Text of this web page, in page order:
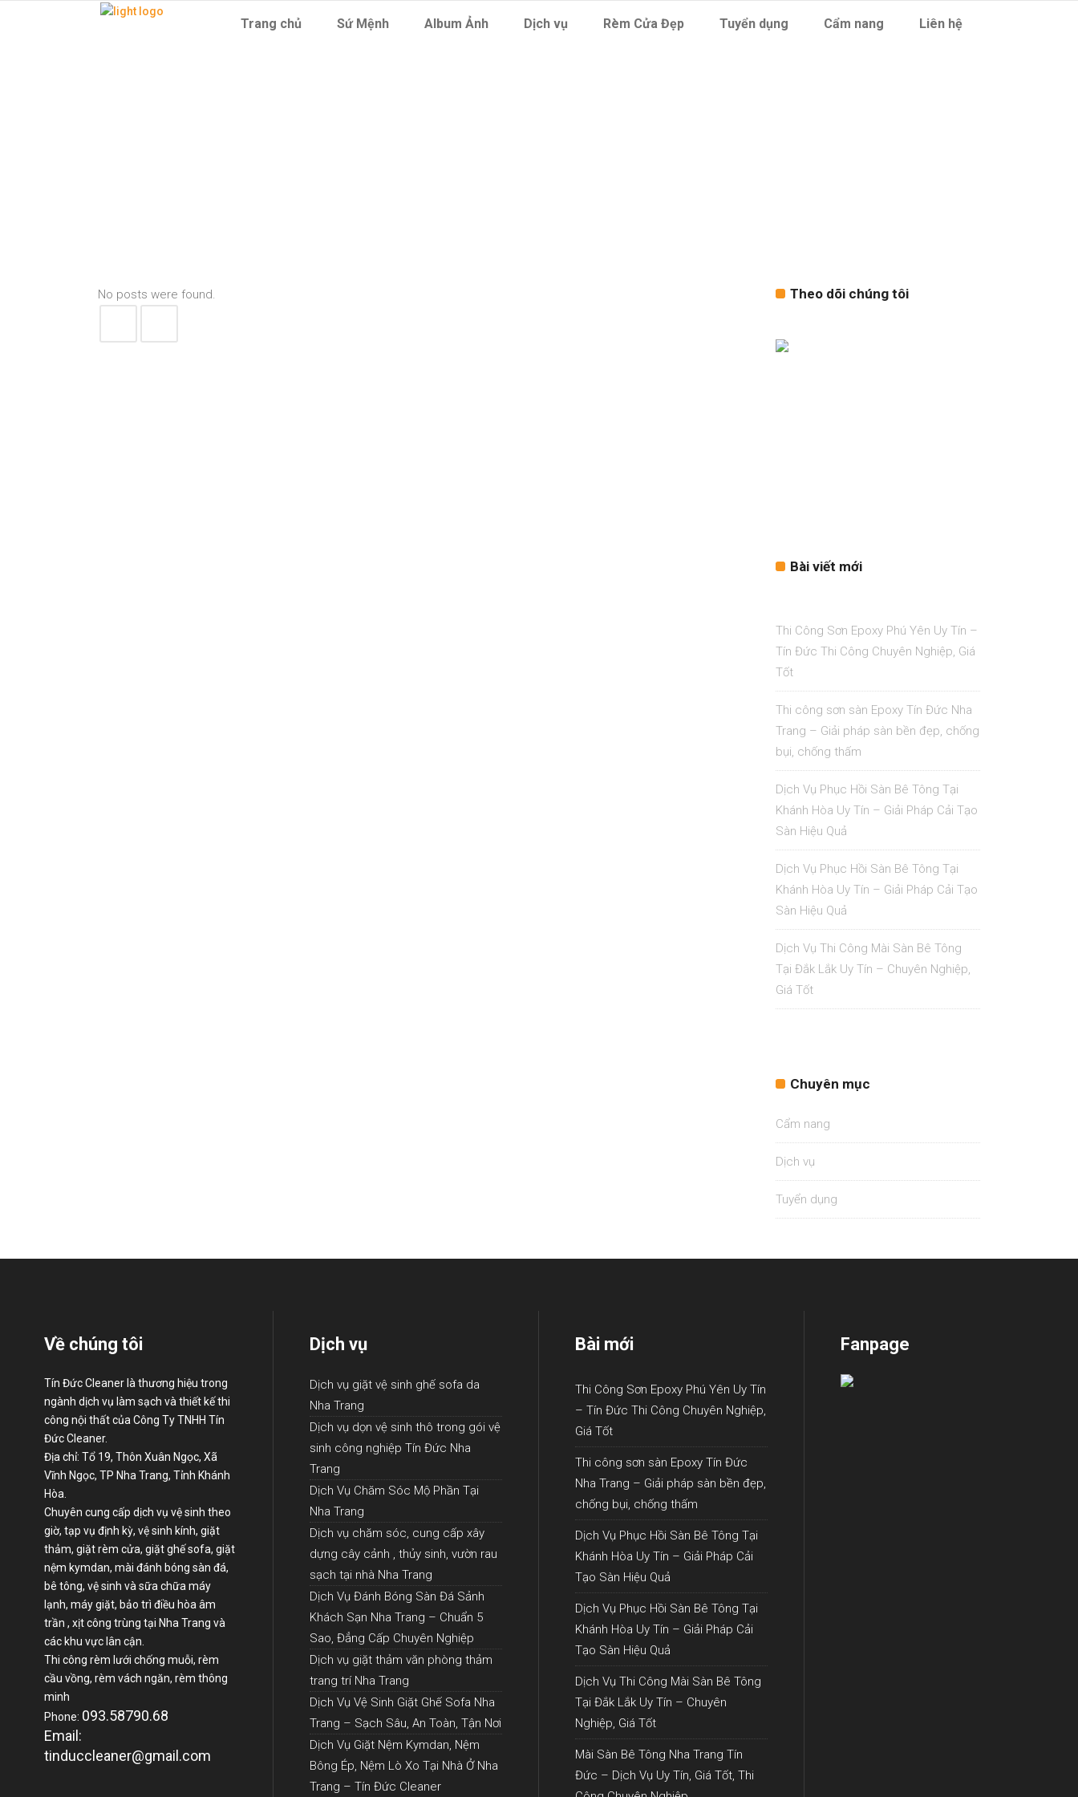
Trang chủ Sứ Mệnh Album Ảnh Dịch vụ Rèm Cửa Đẹp Tuyển dụng Cẩm nang Liên hệ
No posts were found. Theo dõi chúng tôi
Bài viết mới
Thi Công Sơn Epoxy Phú Yên Uy Tín –
Tín Đức Thi Công Chuyên Nghiệp, Giá
Tốt
Thi công sơn sàn Epoxy Tín Đức Nha
Trang – Giải pháp sàn bền đẹp, chống
bụi, chống thấm
Dịch Vụ Phục Hồi Sàn Bê Tông Tại
Khánh Hòa Uy Tín – Giải Pháp Cải Tạo
Sàn Hiệu Quả
Dịch Vụ Phục Hồi Sàn Bê Tông Tại
Khánh Hòa Uy Tín – Giải Pháp Cải Tạo
Sàn Hiệu Quả
Dịch Vụ Thi Công Mài Sàn Bê Tông
Tại Đắk Lắk Uy Tín – Chuyên Nghiệp,
Giá Tốt
Chuyên mục
Cẩm nang
Dịch vụ
Tuyển dụng
Về chúng tôi
Tín Đức Cleaner là thương hiệu trong
ngành dịch vụ làm sạch và thiết kế thi
công nội thất của Công Ty TNHH Tín
Đức Cleaner.
Địa chỉ: Tổ 19, Thôn Xuân Ngọc, Xã
Vĩnh Ngọc, TP Nha Trang, Tỉnh Khánh
Hòa.
Chuyên cung cấp dịch vụ vệ sinh theo
giờ, tạp vụ định kỳ, vệ sinh kính, giặt
thảm, giặt rèm cửa, giặt ghế sofa, giặt
nệm kymdan, mài đánh bóng sàn đá,
bê tông, vệ sinh và sữa chữa máy
lạnh, máy giặt, bảo trì điều hòa âm
trần , xịt công trùng tại Nha Trang và
các khu vực lân cận.
Thi công rèm lưới chống muỗi, rèm
cầu vồng, rèm vách ngăn, rèm thông
minh
Phone: 093.58790.68
Email:
tinduccleaner@gmail.com
Dịch vụ
Dịch vụ giặt vệ sinh ghế sofa da
Nha Trang
Dịch vụ dọn vệ sinh thô trong gói vệ
sinh công nghiệp Tín Đức Nha
Trang
Dịch Vụ Chăm Sóc Mộ Phần Tại
Nha Trang
Dịch vụ chăm sóc, cung cấp xây
dựng cây cảnh , thủy sinh, vườn rau
sạch tại nhà Nha Trang
Dịch Vụ Đánh Bóng Sàn Đá Sảnh
Khách Sạn Nha Trang – Chuẩn 5
Sao, Đẳng Cấp Chuyên Nghiệp
Dịch vụ giặt thảm văn phòng thảm
trang trí Nha Trang
Dịch Vụ Vệ Sinh Giặt Ghế Sofa Nha
Trang – Sạch Sâu, An Toàn, Tận Nơi
Dịch Vụ Giặt Nệm Kymdan, Nệm
Bông Ép, Nệm Lò Xo Tại Nhà Ở Nha
Trang – Tín Đức Cleaner
Bài mới
Thi Công Sơn Epoxy Phú Yên Uy Tín
– Tín Đức Thi Công Chuyên Nghiệp,
Giá Tốt
Thi công sơn sàn Epoxy Tín Đức
Nha Trang – Giải pháp sàn bền đẹp,
chống bụi, chống thấm
Dịch Vụ Phục Hồi Sàn Bê Tông Tại
Khánh Hòa Uy Tín – Giải Pháp Cải
Tạo Sàn Hiệu Quả
Dịch Vụ Phục Hồi Sàn Bê Tông Tại
Khánh Hòa Uy Tín – Giải Pháp Cải
Tạo Sàn Hiệu Quả
Dịch Vụ Thi Công Mài Sàn Bê Tông
Tại Đắk Lắk Uy Tín – Chuyên
Nghiệp, Giá Tốt
Mài Sàn Bê Tông Nha Trang Tín
Đức – Dịch Vụ Uy Tín, Giá Tốt, Thi
Fanpage